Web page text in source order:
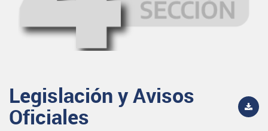
Legislación y Avisos
Oficiales